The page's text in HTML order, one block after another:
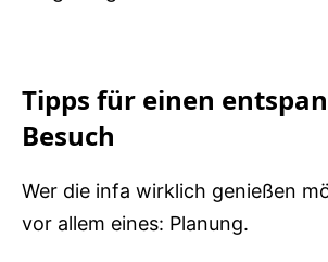
Tipps für einen
Besuch
Wer die infa wirklich genießen
vor allem eines: Planung.